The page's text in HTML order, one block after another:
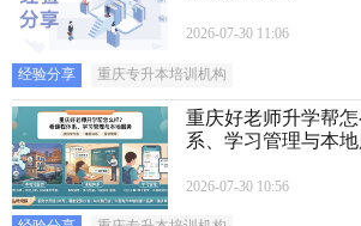
2026-07-30 11:06
经验分享 重庆专升本培训机构
重庆好老师升学帮
系、学习管理与本
2026-07-30 10:56